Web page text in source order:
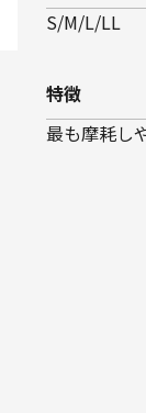
S/M/L/LL
特徴
最も摩耗し